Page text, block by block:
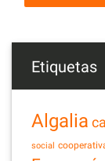
Etiquetas
Algalia
social